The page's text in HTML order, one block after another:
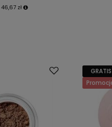
46,67 zł
GRATIS